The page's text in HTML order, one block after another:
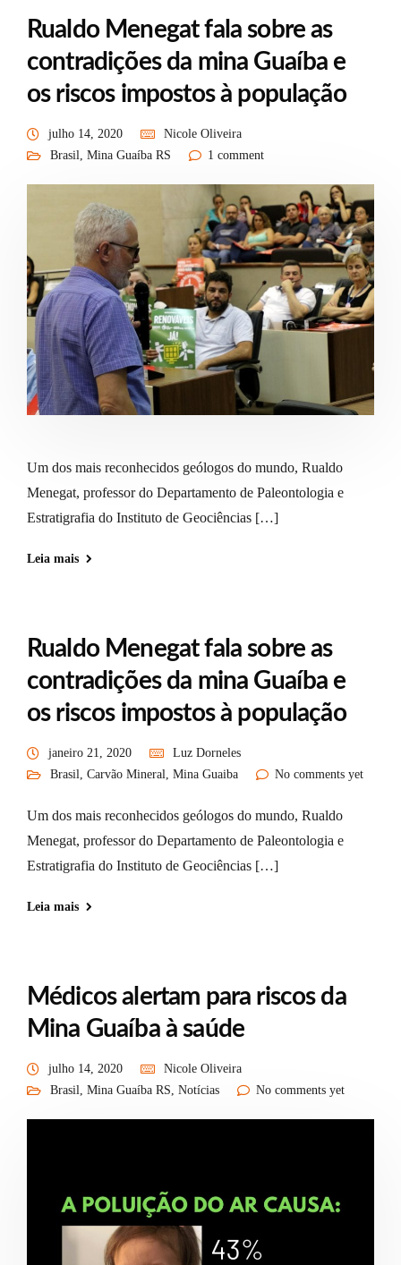
Rualdo Menegat fala sobre as
contradições da mina Guaíba e
os riscos impostos à população
julho 14, 2020
Nicole Oliveira
Brasil Mina Guaíba RS 1 comment
Um dos mais reconhecidos geólogos do mundo, Rualdo
Menegat, professor do Departamento de Paleontologia e
Estratigrafia do Instituto de Geociências […]
Leia mais
Rualdo Menegat fala sobre as
contradições da mina Guaíba e
os riscos impostos à população
janeiro 21, 2020
Luz Dorneles
Brasil, Carvão Mineral, Mina Guaiba No comments yet
Um dos mais reconhecidos geólogos do mundo, Rualdo
Menegat, professor do Departamento de Paleontologia e
Estratigrafia do Instituto de Geociências […]
Leia mais
Médicos alertam para riscos da
Mina Guaíba à saúde
julho 14, 2020
Nicole Oliveira
Brasil, Mina Guaíba RS, Notícias No comments yet